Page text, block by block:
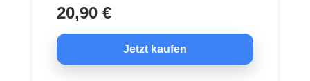
20,90 €
Jetzt kaufen